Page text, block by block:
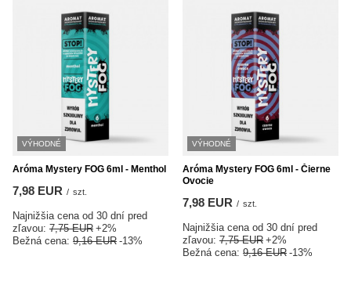
VÝHODNÉ
Aróma Mystery FOG 6ml - Menthol
7,98 EUR / szt.
Najnižšia cena od 30 dní pred
zľavou: 7,75 EUR +2%
Bežná cena: 9,16 EUR -13%
VÝHODNÉ
Aróma Mystery FOG 6ml - Čierne
Ovocie
7,98 EUR / szt.
Najnižšia cena od 30 dní pred
zľavou: 7,75 EUR +2%
Bežná cena: 9,16 EUR -13%